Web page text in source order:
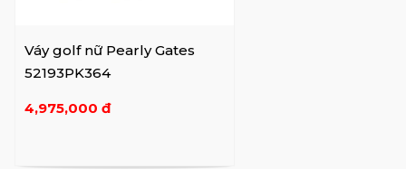
Váy golf nữ Pearly Gates
52193PK364
4,975,000 đ